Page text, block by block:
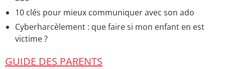
10 clés pour mieux communiquer avec son ado
Cyberharcèlement : que faire si mon enfant en est
victime ?
GUIDE DES PARENTS